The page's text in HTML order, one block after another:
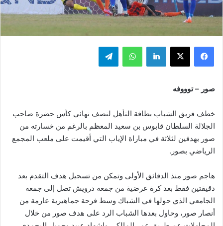
فيسبوك ‫X لينكدإن واتساب تيلقرام
صور – توووفه
خطف فريق الشباب بطاقة التأهل لنصف نهائي كأس حضرة صاحب
الجلالة السلطان قابوس بن سعيد المعظم بالرغم من خسارته من
صور بهدفين لثلاثة في مباراة الإياب التي أقيمت على ملعب المجمع
الرياضي بصور.
هاجم صور منذ الدقائق الأولى وتمكن من تسجيل هدف التقدم بعد
دقيقتين فقط بعد كرة عرضية من جمعه درويش تصل إلى جمعه
الجامعي الذي حولها في الشباك وسط فرحة جماهيرية عارمة من
أنصار صور، وحاول بعدها الشباب الرد على هدف صور من خلال